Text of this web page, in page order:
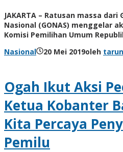
JAKARTA – Ratusan massa
Nasional (GONAS) menggelar
Komisi Pemilihan Umum
Nasional
20 Mei 2019oleh
Ogah Ikut Aksi
Ketua Kobanter
Kita Percaya
Pemilu